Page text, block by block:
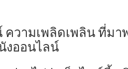
ความเพลิดเพลิน ที่ม
งออนไลน์